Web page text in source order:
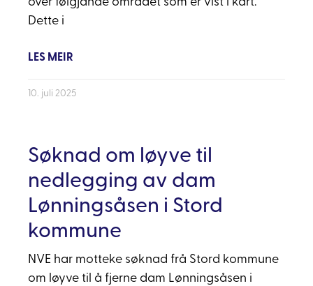
Dette i
LES MEIR
10. juli 2025
Søknad om løyve til
nedlegging av dam
Lønningsåsen i Stord
kommune
NVE har motteke søknad frå Stord kommune
om løyve til å fjerne dam Lønningsåsen i